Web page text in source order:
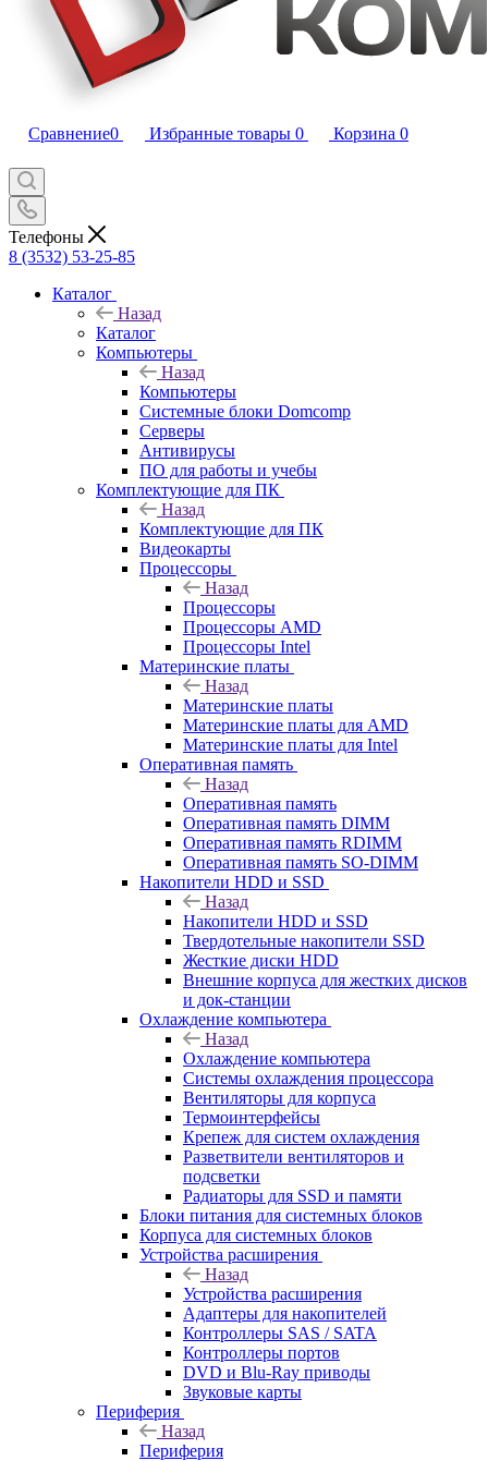
Сравнение0 Избранные товары 0 Корзина 0
Телефоны
8 (3532) 53-25-85
Каталог
Назад
Каталог
Компьютеры
Назад
Компьютеры
Системные блоки Domcomp
Серверы
Антивирусы
ПО для работы и учебы
Комплектующие для ПК
Назад
Комплектующие для ПК
Видеокарты
Процессоры
Назад
Процессоры
Процессоры AMD
Процессоры Intel
Материнские платы
Назад
Материнские платы
Материнские платы для AMD
Материнские платы для Intel
Оперативная память
Назад
Оперативная память
Оперативная память DIMM
Оперативная память RDIMM
Оперативная память SO-DIMM
Накопители HDD и SSD
Назад
Накопители HDD и SSD
Твердотельные накопители SSD
Жесткие диски HDD
Внешние корпуса для жестких дисков
и док-станции
Охлаждение компьютера
Назад
Охлаждение компьютера
Системы охлаждения процессора
Вентиляторы для корпуса
Термоинтерфейсы
Крепеж для систем охлаждения
Разветвители вентиляторов и
подсветки
Радиаторы для SSD и памяти
Блоки питания для системных блоков
Корпуса для системных блоков
Устройства расширения
Назад
Устройства расширения
Адаптеры для накопителей
Контроллеры SAS / SATA
Контроллеры портов
DVD и Blu-Ray приводы
Звуковые карты
Периферия
Назад
Периферия